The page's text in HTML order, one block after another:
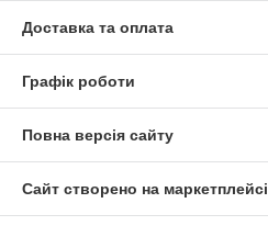
Доставка та оплата
Графік роботи
Повна версія сайту
Сайт створено на маркетплейсі